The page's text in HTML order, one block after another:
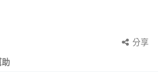
分享
助